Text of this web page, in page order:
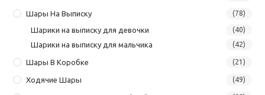
Шары На Выписку (78)
Шарики на выписку для девочки (40)
Шарики на выписку для мальчика (42)
Шары В Коробке (21)
Ходячие Шары (49)